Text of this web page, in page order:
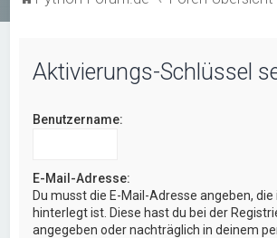
Aktivierungs-Schlüssel
Benutzername:
E-Mail-Adresse:
Du musst die E-Mail-Adresse angeben,
hinterlegt ist. Diese hast du bei der
angegeben oder nachträglich in deinem